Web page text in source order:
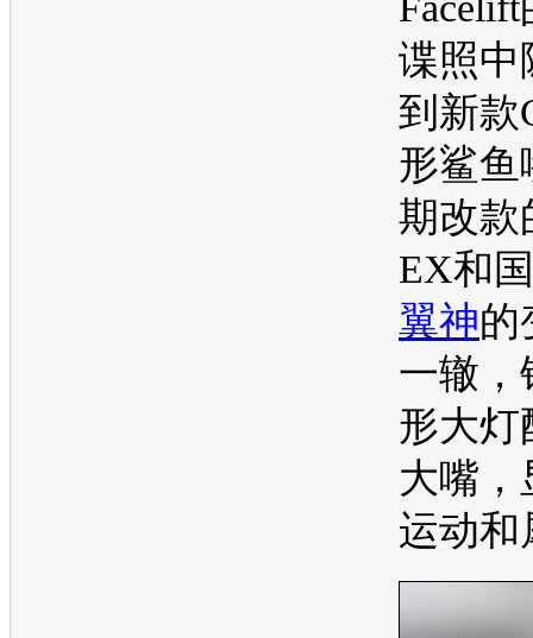
谍照中
到新款
形鲨鱼
期改款
EX和
翼神的
一辙，
形大灯
大嘴，
运动和